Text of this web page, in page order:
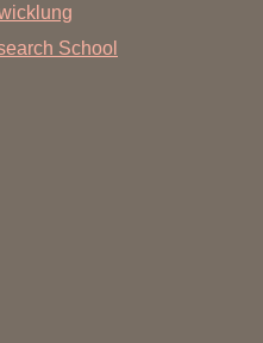
School